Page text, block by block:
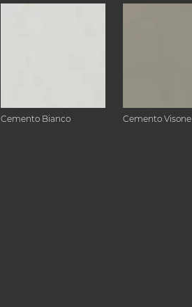
Cemento Bianco Cemento Visone